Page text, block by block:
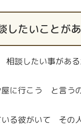
したいことが
談したい事がある
に行こう と言う
る彼がいて その人